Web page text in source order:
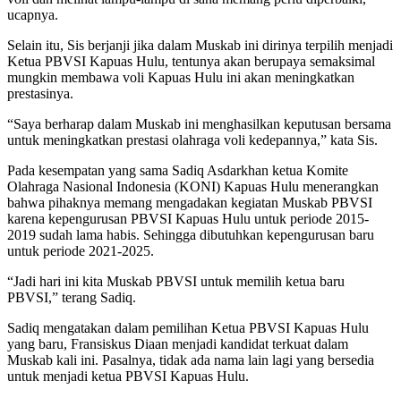
ucapnya.
Selain itu, Sis berjanji jika dalam Muskab ini dirinya terpilih menjadi
Ketua PBVSI Kapuas Hulu, tentunya akan berupaya semaksimal
mungkin membawa voli Kapuas Hulu ini akan meningkatkan
prestasinya.
“Saya berharap dalam Muskab ini menghasilkan keputusan bersama
untuk meningkatkan prestasi olahraga voli kedepannya,” kata Sis.
Pada kesempatan yang sama Sadiq Asdarkhan ketua Komite
Olahraga Nasional Indonesia (KONI) Kapuas Hulu menerangkan
bahwa pihaknya memang mengadakan kegiatan Muskab PBVSI
karena kepengurusan PBVSI Kapuas Hulu untuk periode 2015-
2019 sudah lama habis. Sehingga dibutuhkan kepengurusan baru
untuk periode 2021-2025.
“Jadi hari ini kita Muskab PBVSI untuk memilih ketua baru
PBVSI,” terang Sadiq.
Sadiq mengatakan dalam pemilihan Ketua PBVSI Kapuas Hulu
yang baru, Fransiskus Diaan menjadi kandidat terkuat dalam
Muskab kali ini. Pasalnya, tidak ada nama lain lagi yang bersedia
untuk menjadi ketua PBVSI Kapuas Hulu.